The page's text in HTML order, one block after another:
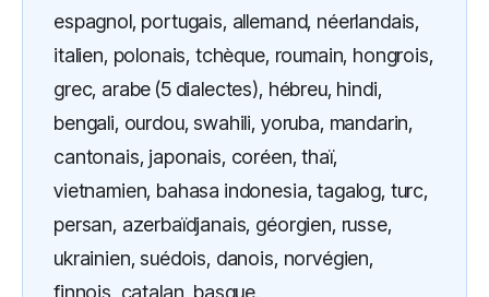
espagnol, portugais, allemand, néerlandais,
italien, polonais, tchèque, roumain, hongrois,
grec, arabe (5 dialectes), hébreu, hindi,
bengali, ourdou, swahili, yoruba, mandarin,
cantonais, japonais, coréen, thaï,
vietnamien, bahasa indonesia, tagalog, turc,
persan, azerbaïdjanais, géorgien, russe,
ukrainien, suédois, danois, norvégien,
finnois, catalan, basque.